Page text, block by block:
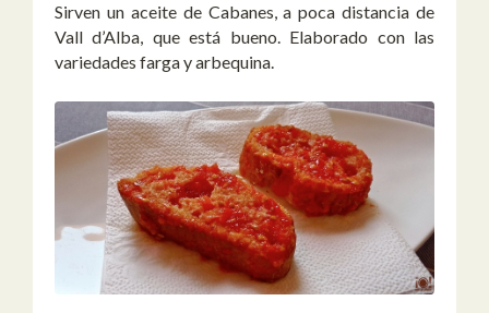
Sirven un aceite de Cabanes, a poca distancia de
Vall d’Alba, que está bueno. Elaborado con las
variedades farga y arbequina.